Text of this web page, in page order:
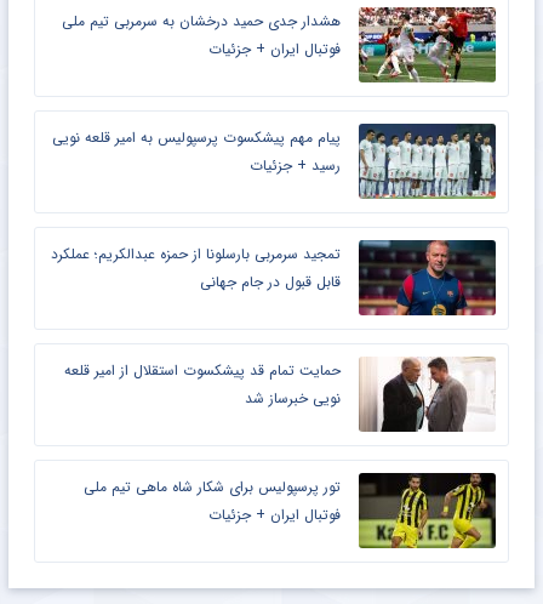
هشدار جدی حمید درخشان به سرمربی تیم ملی
فوتبال ایران + جزئیات
پیام مهم پیشکسوت پرسپولیس به امیر قلعه نویی
رسید + جزئیات
تمجید سرمربی بارسلونا از حمزه عبدالکریم؛ عملکرد
قابل قبول در جام جهانی
حمایت تمام قد پیشکسوت استقلال از امیر قلعه
نویی خبرساز شد
تور پرسپولیس برای شکار شاه ماهی تیم ملی
فوتبال ایران + جزئیات